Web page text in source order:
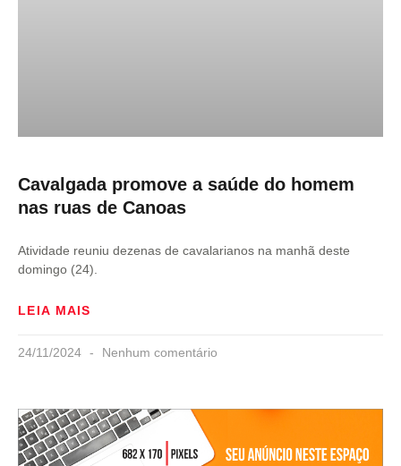
Cavalgada promove a saúde do homem
nas ruas de Canoas
Atividade reuniu dezenas de cavalarianos na manhã deste
domingo (24).
LEIA MAIS
24/11/2024 Nenhum comentário